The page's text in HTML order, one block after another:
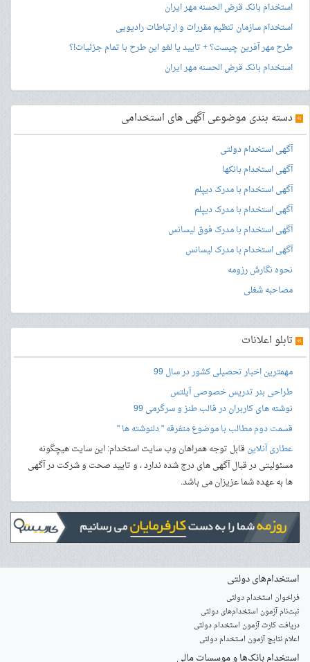
استخدام بانک قرض الحسنه مهر ایران
استخدام سازمان تنظیم مقررات و ارتباطات رادیویی
طرح مهر آفرین چیست؟ + تایید یا لغو این طرح با تمام جزئیات!؟
استخدام بانک قرض الحسنه مهر ایران
» دسته بندی موضوعی آگهی های استخدامی
آگهی استخدام دولتی
آگهی استخدام بانکها
آگهی استخدام با مدرک دیپلم
آگهی استخدام با مدرک دیپلم
آگهی استخدام با مدرک فوق لیسانس
آگهی استخدام با مدرک لیسانس
نحوه نگارش رزومه
مصاحبه شغلی
» تابلو اعلانات
مهمترین اخبار تحصیلی کشور در سال 99
طراحی بنرتدریس خصوصی آیلتس
نوشته های کاربران در قالب طنز و سرگرمی 99
قسمت دوم مطالب با موضوع متفرقه " دلنوشته ها "
عطاری آنلاینقابل توجه همراهان وب سایت استخدام: این سایت هیچگونه
مسئولیتی در قبال آگهی های درج شده ندارد ، و تایید صحت و شرکت در آگهی
ها به عهده شما عزیزان می باشد.
استخدام‌های دولتی
فراخوان استخدام دولتی
ثبت‌نام آزمون‌ استخدام‌های دولتی
دریافت کارت آزمون استخدام دولتی
اعلام نتایج آزمون استخدام دولتی
استخدام‌ بانک‌ها و موسسات مالی